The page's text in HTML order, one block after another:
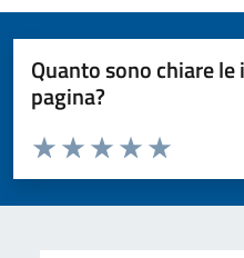
Quanto sono chiare
pagina?
Valuta da 1 a 5 stelle la pagina
Valuta 5
Valuta 4 stelle
Valuta 3 stelle su 5
Valuta 2 stelle su 5
Valuta 1 stelle su 5